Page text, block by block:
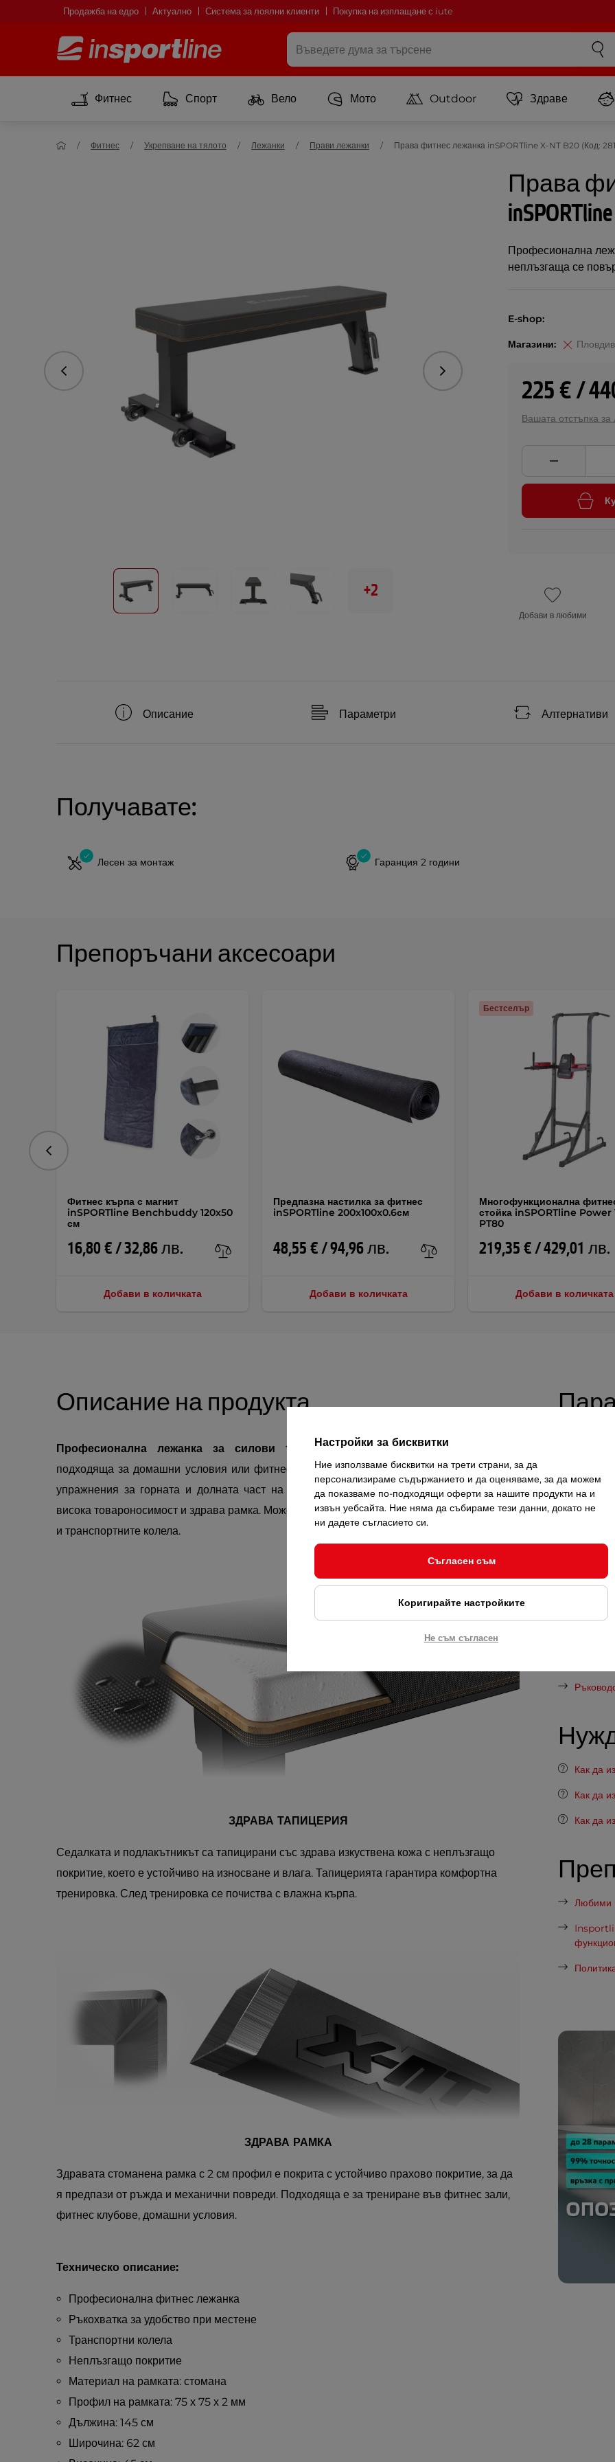
Продажба на едро Актуално Система за лоялни клиенти Покупка на изплащане с iute
Фитнес Спорт Вело Мото Outdoor Здраве
Фитнес Укрепване на тялото Лежанки Прави лежанки Права фитнес лежанка inSPORTline X-NT B20 (Код:
Права
Професионална
неплъзгаща се
Предишна Следваща
+2
E-shop:
Магазини: Пловдив
225 € /
Вашата отстъпка за
Добави в любими
Описание Параметри Алтернативи
Получавате:
Лесен за монтаж Гаранция 2 години
Препоръчани аксесоари
Фитнес кърпа с магнит
inSPORTline Benchbuddy 120x50
см
16,80 € / 32,86 лв.
Добави в количката
Предпазна настилка за фитнес
inSPORTline 200x100x0.6см
48,55 € / 94,96 лв.
Добави в количката
Многофункционална
стойка inSPORTline Power
PT80
219,35 € / 429,01 лв.
Бестселър
Добави в количката
Предишна
Описание на продукта
Професионална лежанка за силови тренировки inSPORTline X-NT B20
подходяща за домашни условия или фитнес зала. Лежанката предлага широк набор от
упражнения за горната и долната част на тялото. Фитнес лежанката е проектирана с
висока товароносимост и здрава рамка. Можете да я премествате с помощта на дръжката
и транспортните колела.
ЗДРАВА ТАПИЦЕРИЯ
Седалката и подлакътникът са тапицирани със здравa изкуствена кожа с неплъзгащо
покритие, което е устойчиво на износване и влага. Тапицерията гарантира комфортна
тренировка. След тренировка се почиства с влажна кърпа.
ЗДРАВА РАМКА
Здравата стоманена рамка с 2 см профил е покрита с устойчиво прахово покритие, за да
я предпази от ръжда и механични повреди. Подходяща е за трениране във фитнес зали,
фитнес клубове, домашни условия.
Техническо описание:
Професионална фитнес лежанка
Ръкохватка за удобство при местене
Транспортни колела
Неплъзгащо покритие
Материал на рамката: стомана
Профил на рамката: 75 х 75 х 2 мм
Дължина: 145 см
Широчина: 62 см
Широчина
Дължина
За
Как да
Как да
Как да
Любими
Настройки за бисквитки
Ние използваме бисквитки на трети страни, за да
персонализираме съдържанието и да оценяваме, за да можем
да показваме по-подходящи оферти за нашите продукти на и
извън уебсайта. Ние няма да събираме тези данни, докато не
ни дадете съгласието си.
Съгласен съм
Коригирайте настройките
Не съм съгласен